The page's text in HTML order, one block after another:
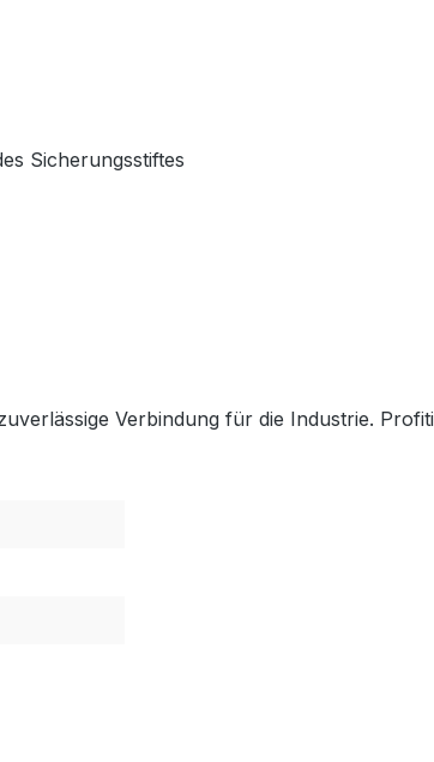
Sicherungsstiftes
Verbindung für die Industrie.